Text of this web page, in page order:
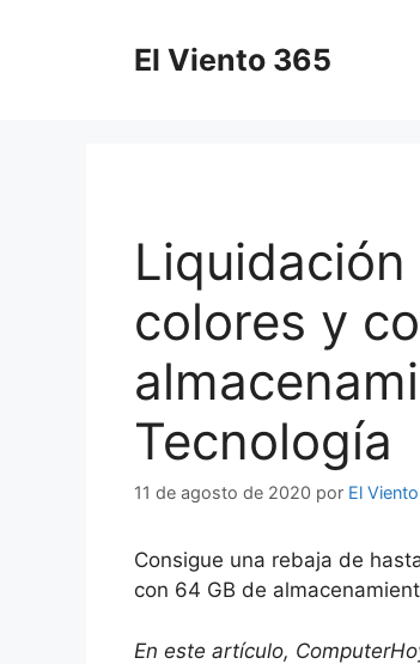
El Viento 365
Liquidación
colores y
Tecnología
11 de agosto de 2020 por El
Consigue una rebaja de
con 64 GB de
En este artículo,